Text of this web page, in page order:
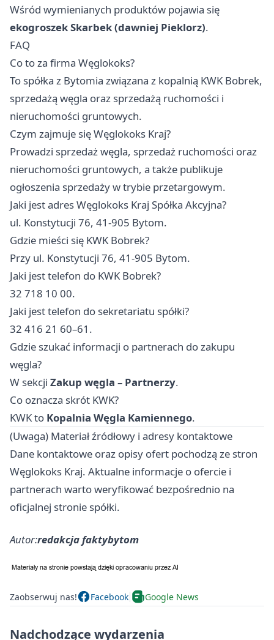
Wśród wymienianych produktów pojawia się
ekogroszek Skarbek (dawniej Pieklorz).
FAQ
Co to za firma Węglokoks?
To spółka z Bytomia związana z kopalnią KWK Bobrek,
sprzedażą węgla oraz sprzedażą ruchomości i
nieruchomości gruntowych.
Czym zajmuje się Węglokoks Kraj?
Prowadzi sprzedaż węgla, sprzedaż ruchomości oraz
nieruchomości gruntowych, a także publikuje
ogłoszenia sprzedaży w trybie przetargowym.
Jaki jest adres Węglokoks Kraj Spółka Akcyjna?
ul. Konstytucji 76, 41-905 Bytom.
Gdzie mieści się KWK Bobrek?
Przy ul. Konstytucji 76, 41-905 Bytom.
Jaki jest telefon do KWK Bobrek?
32 718 10 00.
Jaki jest telefon do sekretariatu spółki?
32 416 21 60–61.
Gdzie szukać informacji o partnerach do zakupu
węgla?
W sekcji Zakup węgla – Partnerzy.
Co oznacza skrót KWK?
KWK to Kopalnia Węgla Kamiennego.
(Uwaga) Materiał źródłowy i adresy kontaktowe
Dane kontaktowe oraz opisy ofert pochodzą ze stron
Węglokoks Kraj. Aktualne informacje o ofercie i
partnerach warto weryfikować bezpośrednio na
oficjalnej stronie spółki.
Autor:redakcja faktybytom
Zaobserwuj nas! Facebook Google News
Nadchodzące wydarzenia